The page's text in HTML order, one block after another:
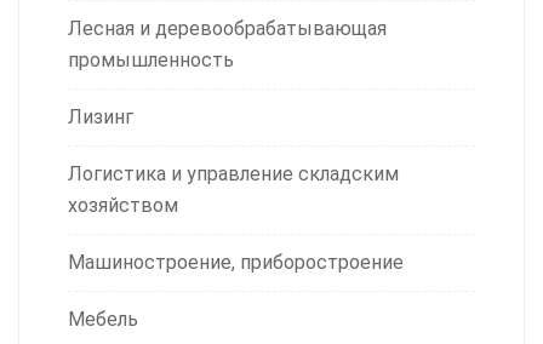
Лесная и деревообрабатывающая
промышленность
Лизинг
Логистика и управление складским
хозяйством
Машиностроение, приборостроение
Мебель